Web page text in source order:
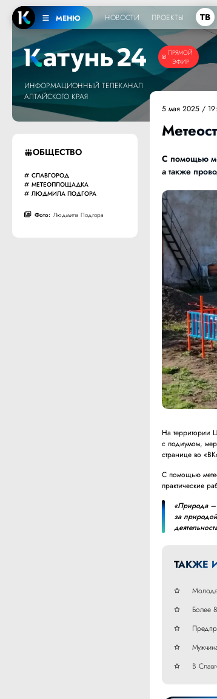
МЕНЮ НОВОСТИ ПРОЕКТЫ ТВ
ПРЯМОЙ
ЭФИР
ИНФОРМАЦИОННЫЙ ТЕЛЕКАНАЛ
АЛТАЙСКОГО КРАЯ
ОБЩЕСТВО
СЛАВГОРОД
МЕТЕОПЛОЩАДКА
ЛЮДМИЛА ПОДГОРА
Фото: Людмила Подгора
5 мая 2025 /
С помощью
а также
На территории
с подиумом,
странице во
С помощью
практические
«Природа –
за
ТАКЖЕ
Более
В